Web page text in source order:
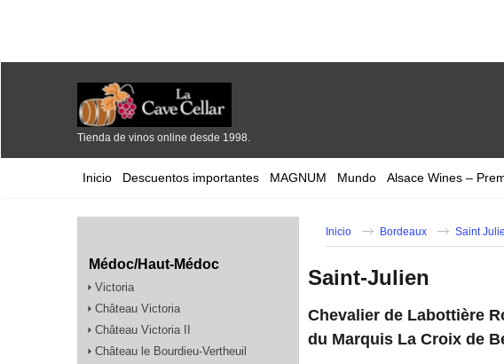
Tienda de vinos online desde 1998.
Inicio Descuentos importantes MAGNUM Mundo Alsace Wines –
Médoc/Haut-Médoc
Victoria
Château Victoria
Château Victoria II
Château le Bourdieu-Vertheuil
Inicio Bordeaux Saint
Saint-Julien
Chevalier de Labottière
du Marquis La Croix de